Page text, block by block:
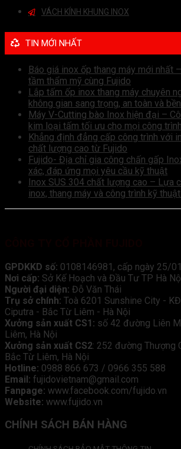
VÁCH KÍNH KHUNG INOX
TIN MỚI NHẤT
Báo giá inox ốp thang máy mới nhất
tầm thẩm mỹ cùng Fujido
Lắp tấm ốp inox thang máy chuyên
không gian sang trọng, an toàn và
Máy V-Cutting bào Inox hiện đại –
kim loại tấm tối ưu cho mọi công trình
Khẳng định đẳng cấp công trình với
chất lượng cao từ Fujido
Fujido- Địa chỉ gia công chấn gấp
xác, đáp ứng mọi yêu cầu kỹ thuật
Inox SUS 304 chất lượng cao – Lựa
inox, thang máy và công trình kỹ
GPDKKD số: 0108146981, cấp ngày 25/
Nơi cấp: Sở Kế Hoạch và Đầu Tư TP Hà
Người đại diện: Đỗ Văn Thái
Trụ sở chính: Toà 6201 Sunshine City -
Ciputra - Bắc Từ Liêm - Hà Nội
Xưởng sản xuất CS1: số 42 đường Liên
Liêm, Hà Nội
Xưởng sản xuất CS2: 252 đường Thượng
Bắc Từ Liêm, Hà Nội
Hotline: 0988 866 673 / 0966 355 588
Email: fujidovietnam@gmail.com
Fanpage: www.facebook.com/fujido.vn
Website: www.fujido.vn
CHÍNH SÁCH BÁN HÀNG